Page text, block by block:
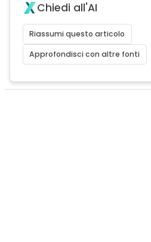
Chiedi all'AI
Riassumi questo articolo
Approfondisci con altre fonti